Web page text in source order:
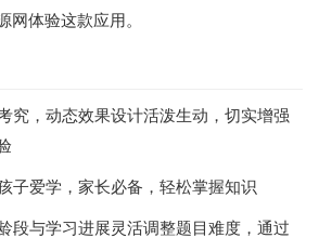
网体验这款应用。
究，动态效果设计活泼生动，切实增强
子爱学，家长必备，轻松掌握知识
段与学习进展灵活调整题目难度，通过